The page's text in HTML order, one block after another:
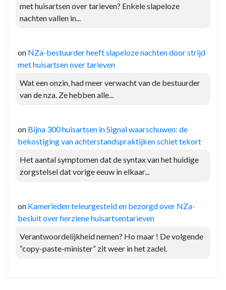
met huisartsen over tarieven? Enkele slapeloze
nachten vallen in...
on NZa-bestuurder heeft slapeloze nachten door strijd
met huisartsen over tarieven
Wat een onzin, had meer verwacht van de bestuurder
van de nza. Ze hebben alle...
on Bijna 300 huisartsen in Signal waarschuwen: de
bekostiging van achterstandspraktijken schiet tekort
Het aantal symptomen dat de syntax van het huidige
zorgstelsel dat vorige eeuw in elkaar...
on Kamerleden teleurgesteld en bezorgd over NZa-
besluit over herziene huisartsentarieven
Verantwoordelijkheid nemen? Ho maar ! De volgende
“copy-paste-minister” zit weer in het zadel.